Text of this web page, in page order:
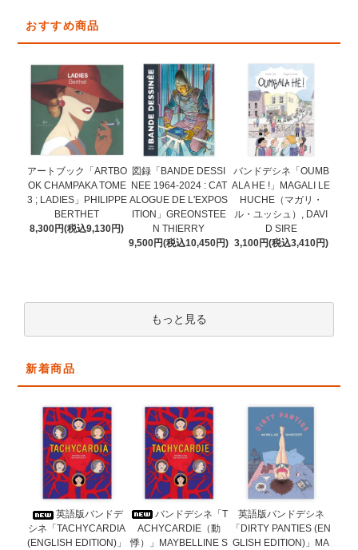
おすすめ商品
アートブック「ARTBO
OK CHAMPAKA TOME
3 ; LADIES」PHILIPPE
BERTHET
8,300円(税込9,130円)
図録「BANDE DESSI
NEE 1964-2024 : CAT
ALOGUE DE L'EXPOS
ITION」GREONSTEE
N THIERRY
9,500円(税込10,450円)
バンドデシネ「OUMB
ALA HE !」MAGALI LE
HUCHE（マガリ・
ル・ユッシュ）, DAVI
D SIRE
3,100円(税込3,410円)
もっと見る
新着商品
英語版バンドデ
シネ「TACHYCARDIA
(ENGLISH EDITION)」
バンドデシネ「T
ACHYCARDIE（動
悸）」MAYBELLINE S
英語版バンドデシネ
「DIRTY PANTIES (EN
GLISH EDITION)」MA